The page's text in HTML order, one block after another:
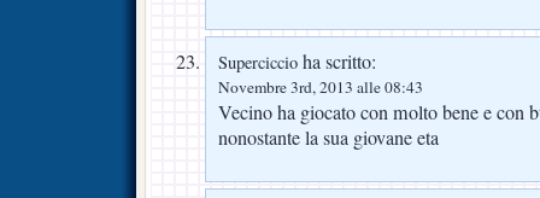
Superciccio ha scritto:
Novembre 3rd, 2013 alle 08:43
Vecino ha giocato con molto bene e con
nonostante la sua giovane eta